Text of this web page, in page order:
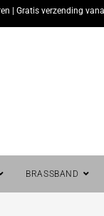
| Gratis verzending
BRASSBAND